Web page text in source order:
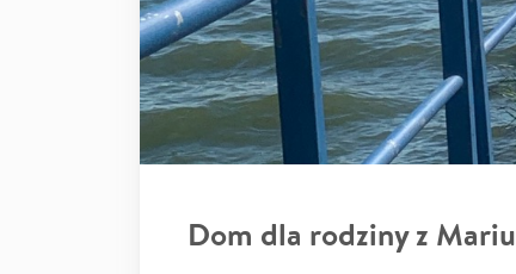
Dom dla rodziny z